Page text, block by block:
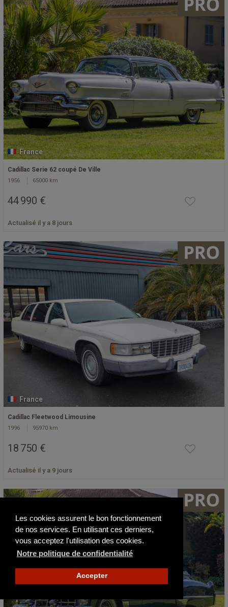
Les cookies assurent le bon fonctionnement
de nos services. En utilisant ces derniers,
vous acceptez l'utilisation des cookies.
Notre politique de confidentialité
Accepter
France
Cadillac Serie 62 coupé De Ville
1956 65000 km
44 990 €
Actualisé il y a 8 jours
France
Cadillac Fleetwood Limousine
1996 95970 km
18 750 €
Actualisé il y a 9 jours